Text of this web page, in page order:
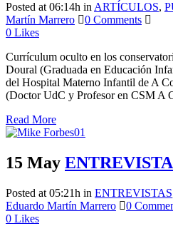
Posted at 06:14h in ARTÍCULOS,
Martín Marrero
0 Comments
0 Likes
Currículum oculto en los
Doural (Graduada en Educación
del Hospital Materno Infantil de A
(Doctor UdC y Profesor en CSM A
Read More
15 May
Posted at 05:21h in ENTREVISTAS
Eduardo Martín Marrero
0
0 Likes